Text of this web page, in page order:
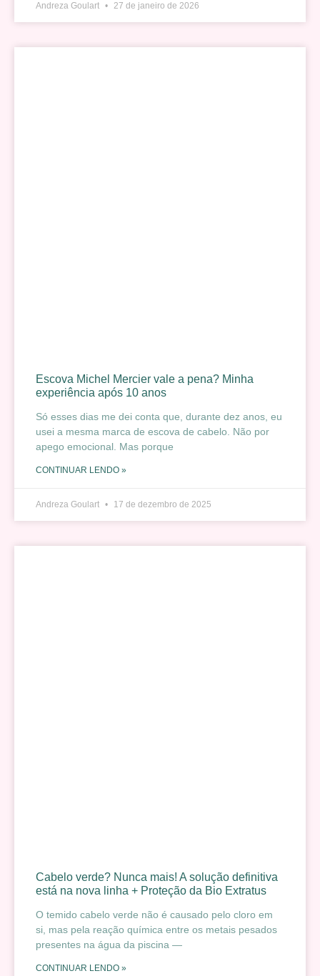
Andreza Goulart 27 de janeiro de 2026
Escova Michel Mercier vale a pena? Minha
experiência após 10 anos
Só esses dias me dei conta que, durante dez anos, eu
usei a mesma marca de escova de cabelo. Não por
apego emocional. Mas porque
CONTINUAR LENDO »
Andreza Goulart 17 de dezembro de 2025
Cabelo verde? Nunca mais! A solução definitiva
está na nova linha + Proteção da Bio Extratus
O temido cabelo verde não é causado pelo cloro em
si, mas pela reação química entre os metais pesados
presentes na água da piscina —
CONTINUAR LENDO »